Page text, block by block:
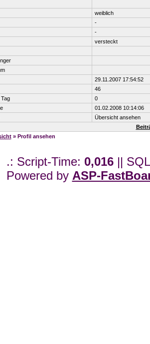
weiblich
-
-
versteckt
29.11.2007 17:54:52
46
0
01.02.2008 10:14:06
Übersicht ansehen
» Profil ansehen
.: Script-Time: 0,016||
Powered by ASP-